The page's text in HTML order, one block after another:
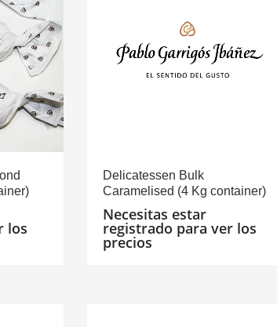
los
Delicatessen Bulk
Caramelised (4 Kg container)
Necesitas estar
registrado para ver los
precios